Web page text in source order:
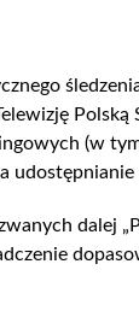
|Moje zgody
Polską
(w
dalej